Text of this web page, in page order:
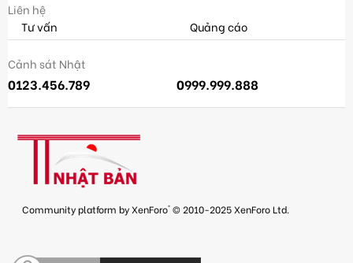
Liên hệ
Tư vấn
Quảng cáo
Cảnh sát Nhật
0123.456.789 0999.999.888
Community platform by XenForo® © 2010-2025 XenForo Ltd.